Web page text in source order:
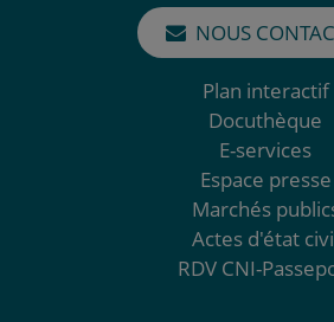
NOUS
Plan interactif
Docuthèque
E-services
Espace presse
Marchés
Actes d'état
RDV CNI-